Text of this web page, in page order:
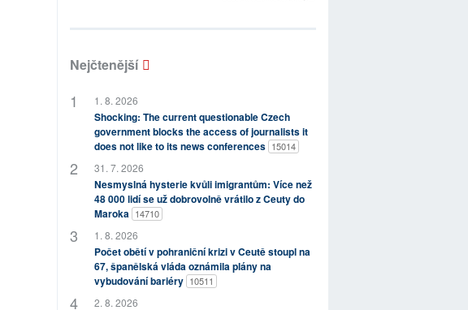
Nejčtenější
1. 8. 2026
Shocking: The current questionable Czech
government blocks the access of journalists it
does not like to its news conferences 15014
31. 7. 2026
Nesmyslná hysterie kvůli imigrantům: Více než
48 000 lidí se už dobrovolně vrátilo z Ceuty do
Maroka 14710
1. 8. 2026
Počet obětí v pohraniční krizi v Ceutě stoupl na
67, španělská vláda oznámila plány na
vybudování bariéry 10511
2. 8. 2026